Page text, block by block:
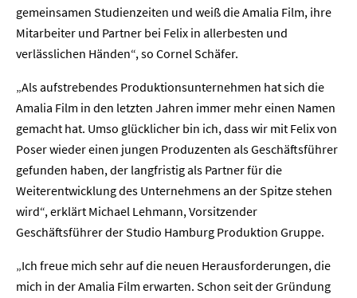
gemeinsamen Studienzeiten und weiß die Amalia Film, ihre
Mitarbeiter und Partner bei Felix in allerbesten und
verlässlichen Händen“, so Cornel Schäfer.
„Als aufstrebendes Produktionsunternehmen hat sich die
Amalia Film in den letzten Jahren immer mehr einen Namen
gemacht hat. Umso glücklicher bin ich, dass wir mit Felix von
Poser wieder einen jungen Produzenten als Geschäftsführer
gefunden haben, der langfristig als Partner für die
Weiterentwicklung des Unternehmens an der Spitze stehen
wird“, erklärt Michael Lehmann, Vorsitzender
Geschäftsführer der Studio Hamburg Produktion Gruppe.
„Ich freue mich sehr auf die neuen Herausforderungen, die
mich in der Amalia Film erwarten. Schon seit der Gründung